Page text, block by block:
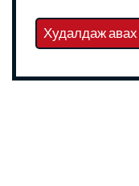
Худалдаж авах